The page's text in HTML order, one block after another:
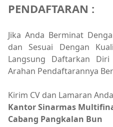
PENDAFTARAN :
Jika Anda Berminat
dan Sesuai Dengan
Langsung Daftarkan
Arahan Pendaftarannya
Kirim CV dan Lamaran
Kantor Sinarmas
Cabang Pangkalan Bun